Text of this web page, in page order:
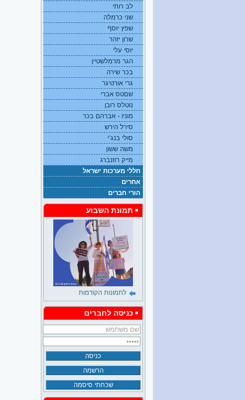
לב רותי
שני כרמלה
שפץ יוסף
שרון יזהר
יוסי עלי
הגר מרמלשטיין
בכר שירה
גרי אורטיגר
שםטס אברי
נוטלס רובן
מוניו - אברהם בכר
סירל הירש
סולי בנג‘י
משה ששון
מייק רוזנברג
חללי מערכות ישראל
אחרים
הורי חברים
תמונת השבוע
לתמונות הקודמות
כניסה לחברים